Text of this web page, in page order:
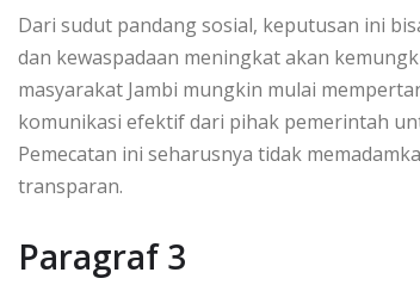
Dari sudut pandang sosial, keputusan ini
dan kewaspadaan meningkat akan
masyarakat Jambi mungkin mulai
komunikasi efektif dari pihak pemerintah
Pemecatan ini seharusnya tidak
transparan.
Paragraf 3